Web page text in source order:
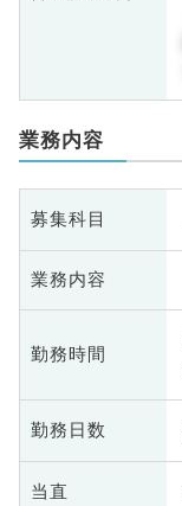
業務内容
募集科目
業務内容
勤務時間
勤務日数
当直